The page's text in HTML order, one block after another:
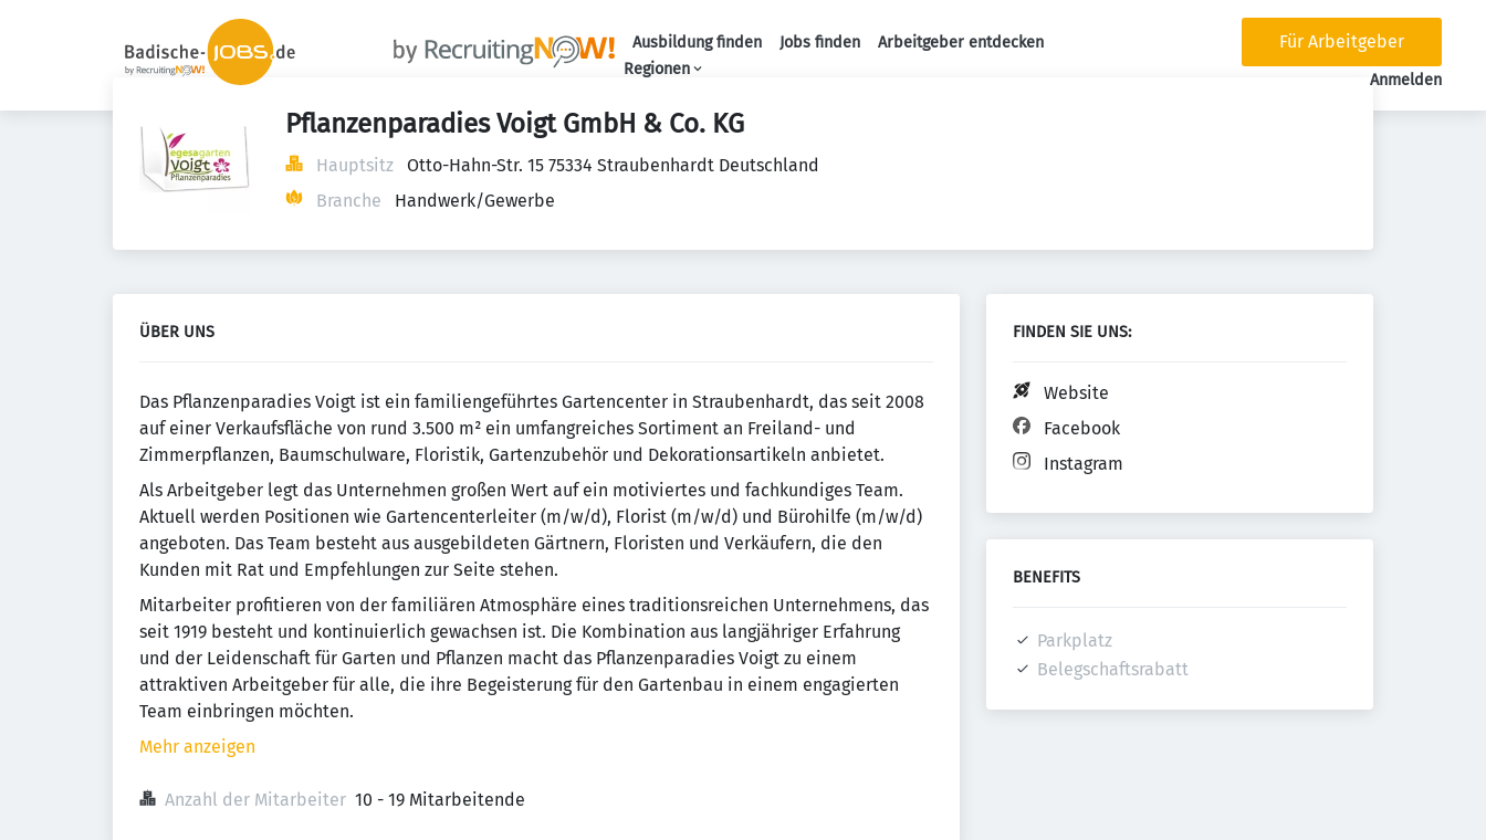
Ausbildung finden Jobs finden
Arbeitgeber entdecken
Regionen
Für Arbeitgeber
Anmelden
Pflanzenparadies Voigt GmbH & Co. KG
Hauptsitz
Otto-Hahn-Str. 15 75334 Straubenhardt Deutschland
Branche
Handwerk/Gewerbe
ÜBER UNS
Das Pflanzenparadies Voigt ist ein familiengeführtes Gartencenter in Straubenhardt, das seit 2008
auf einer Verkaufsfläche von rund 3.500 m² ein umfangreiches Sortiment an Freiland- und
Zimmerpflanzen, Baumschulware, Floristik, Gartenzubehör und Dekorationsartikeln anbietet.
Als Arbeitgeber legt das Unternehmen großen Wert auf ein motiviertes und fachkundiges Team.
Aktuell werden Positionen wie Gartencenterleiter (m/w/d), Florist (m/w/d) und Bürohilfe (m/w/d)
angeboten. Das Team besteht aus ausgebildeten Gärtnern, Floristen und Verkäufern, die den
Kunden mit Rat und Empfehlungen zur Seite stehen. ​
Mitarbeiter profitieren von der familiären Atmosphäre eines traditionsreichen Unternehmens, das
seit 1919 besteht und kontinuierlich gewachsen ist. Die Kombination aus langjähriger Erfahrung
und der Leidenschaft für Garten und Pflanzen macht das Pflanzenparadies Voigt zu einem
attraktiven Arbeitgeber für alle, die ihre Begeisterung für den Gartenbau in einem engagierten
Team einbringen möchten.
Mehr anzeigen
Anzahl der Mitarbeiter 10 - 19 Mitarbeitende
FINDEN SIE UNS:
Website
Facebook
Instagram
BENEFITS
Parkplatz
Belegschaftsrabatt